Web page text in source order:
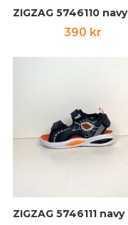
ZIGZAG 5746110 navy
390 kr
ZIGZAG 5746111 navy